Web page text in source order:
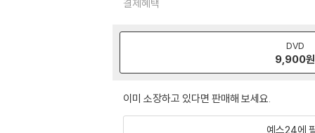
결제혜택
DVD
9,900원
이미 소장하고 있다면 판매해 보세요.
예스24에